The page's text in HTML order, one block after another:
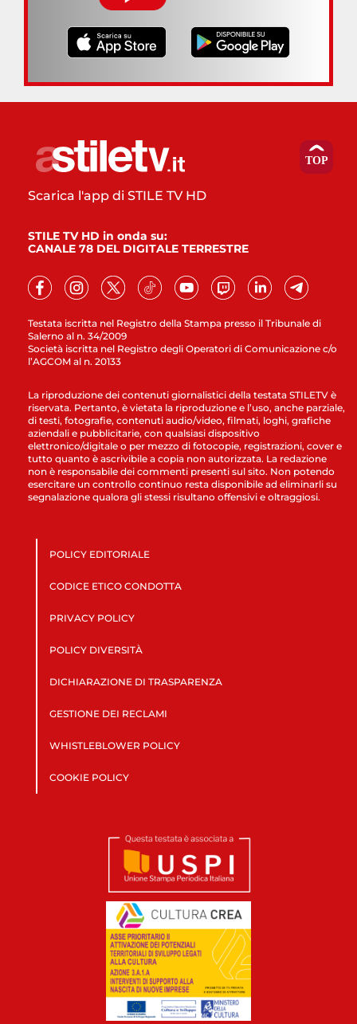
Testata iscritta nel Registro della Stampa presso il Tribunale di
Salerno al n. 34/2009
Società iscritta nel Registro degli Operatori di Comunicazione c/o
l’AGCOM al n. 20133
Scarica l'app di STILE TV HD
STILE TV HD in onda su:
CANALE 78 DEL DIGITALE TERRESTRE
La riproduzione dei contenuti giornalistici della testata STILETV è
riservata. Pertanto, è vietata la riproduzione e l’uso, anche parziale,
di testi, fotografie, contenuti audio/video, filmati, loghi, grafiche
aziendali e pubblicitarie, con qualsiasi dispositivo
elettronico/digitale o per mezzo di fotocopie, registrazioni, cover e
tutto quanto è ascrivibile a copia non autorizzata. La redazione
non è responsabile dei commenti presenti sul sito. Non potendo
esercitare un controllo continuo resta disponibile ad eliminarli su
segnalazione qualora gli stessi risultano offensivi e oltraggiosi.
POLICY EDITORIALE
CODICE ETICO CONDOTTA
PRIVACY POLICY
POLICY DIVERSITÀ
DICHIARAZIONE DI TRASPARENZA
GESTIONE DEI RECLAMI
WHISTLEBLOWER POLICY
COOKIE POLICY